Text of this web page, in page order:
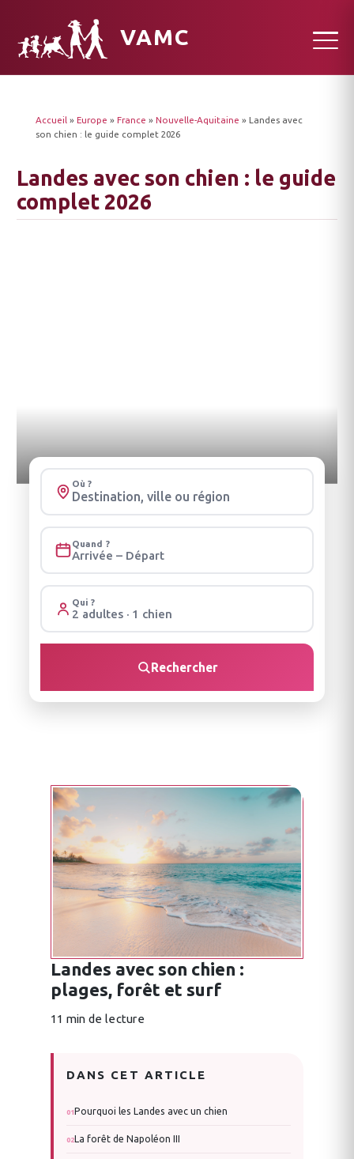
VAMC
Accueil » Europe » France » Nouvelle-Aquitaine » Landes avec
son chien : le guide complet 2026
Landes avec son chien : le guide
complet 2026
Où ?
Quand ?
Arrivée – Départ
Qui ?
2 adultes · 1 chien
Rechercher
Landes avec son chien :
plages, forêt et surf
11 min de lecture
DANS CET ARTICLE
Pourquoi les Landes avec un chien
La forêt de Napoléon III